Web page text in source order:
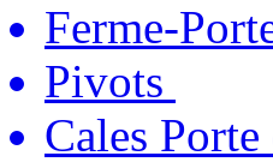
Ferme-
Pivots
Cales